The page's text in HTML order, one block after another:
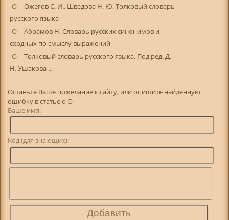
О - Ожегов С. И., Шведова Н. Ю. Толковый словарь
русского языка
О - Абрамов Н. Словарь русских синонимов и
сходных по смыслу выражений
О - Толковый словарь русского языка. Под ред. Д.
Н. Ушакова ...
Оставьте Ваше пожелание к сайту, или опишите найденную
ошибку в статье о О
Ваше имя:
Код (для знающих):